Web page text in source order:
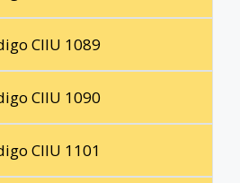
CIIU 1089
CIIU 1090
CIIU 1101